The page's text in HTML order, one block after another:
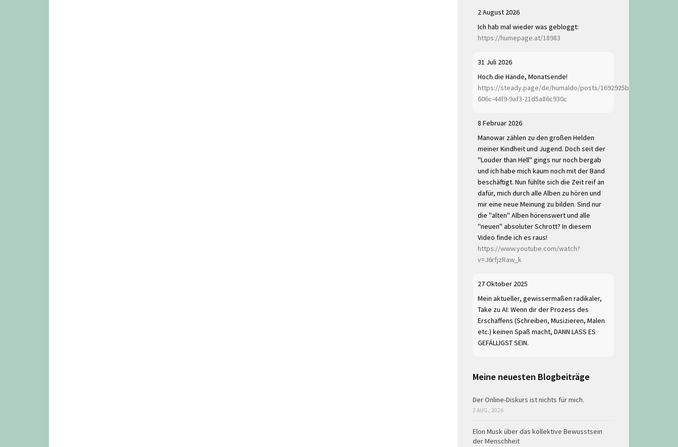
2 August 2026
Ich hab mal wieder was gebloggt:
https://humepage.at/18983
31 Juli 2026
Hoch die Hände, Monatsende!
https://steady.page/de/humaldo/posts/1692925b-
606c-44f9-9af3-21d5a86c930c
8 Februar 2026
Manowar zählen zu den großen Helden
meiner Kindheit und Jugend. Doch seit der
"Louder than Hell" gings nur noch bergab
und ich habe mich kaum noch mit der Band
beschäftigt. Nun fühlte sich die Zeit reif an
dafür, mich durch alle Alben zu hören und
mir eine neue Meinung zu bilden. Sind nur
die "alten" Alben hörenswert und alle
"neuen" absoluter Schrott? In diesem
Video finde ich es raus!
https://www.youtube.com/watch?
v=J6rfjzRaw_k
27 Oktober 2025
Mein aktueller, gewissermaßen radikaler,
Take zu AI: Wenn dir der Prozess des
Erschaffens (Schreiben, Musizieren, Malen
etc.) keinen Spaß macht, DANN LASS ES
GEFÄLLIGST SEIN.
Meine neuesten Blogbeiträge
Der Online-Diskurs ist nichts für mich.
2 AUG., 2026
Elon Musk über das kollektive Bewusstsein
der Menschheit